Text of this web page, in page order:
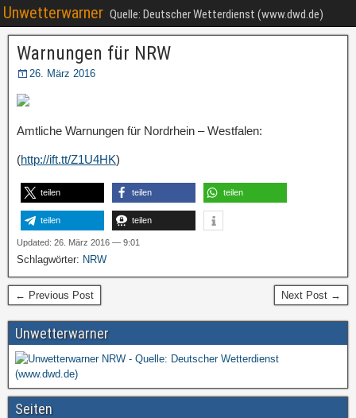
Unwetterwarner Quelle: Deutscher Wetterdienst (www.dwd.de)
Warnungen für NRW
26. März 2016
Amtliche Warnungen für Nordrhein – Westfalen:
(http://ift.tt/Z1U4HK)
teilen teilen teilen
teilen teilen
Updated: 26. März 2016 — 9:01
Schlagwörter: NRW
← Previous Post Next Post →
Unwetterwarner
Seiten